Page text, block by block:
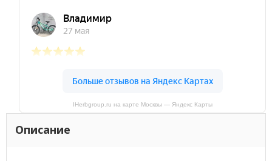
IHerbgroup.ru на карте Москвы — Яндекс Карты
Описание